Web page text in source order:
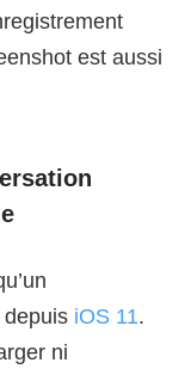
est aussi
depuis iOS 11.
ni